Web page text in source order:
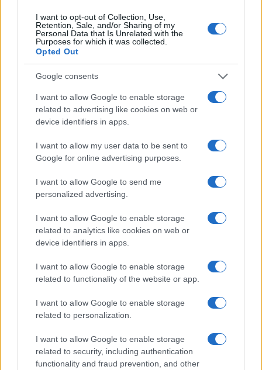
I want to opt-out of Collection, Use,
Retention, Sale, and/or Sharing of my
Personal Data that Is Unrelated with the
Purposes for which it was collected.
Opted Out
Google consents
I want to allow Google to enable storage
related to advertising like cookies on web or
device identifiers in apps.
I want to allow my user data to be sent to
Google for online advertising purposes.
I want to allow Google to send me
personalized advertising.
I want to allow Google to enable storage
related to analytics like cookies on web or
device identifiers in apps.
I want to allow Google to enable storage
related to functionality of the website or app.
I want to allow Google to enable storage
related to personalization.
I want to allow Google to enable storage
related to security, including authentication
functionality and fraud prevention, and other
CSI Bergamo: Tra Corsi, Eventi e Protezione dei Dati
Personali
Francesca Lombardi · 29 Lug 2026
NEWS
Quando il gioco di squadra insegna a vivere: calcio, storia e
valore educativo